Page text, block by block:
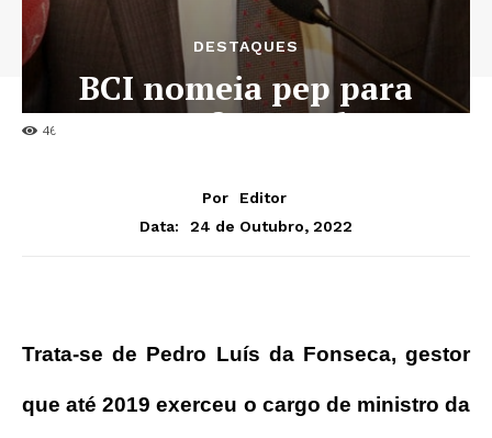
46
DESTAQUES
BCI nomeia pep para
exercer a função de PCA
Por
Editor
Data:
24 de Outubro, 2022
Trata-se de Pedro Luís da Fonseca, gestor
que até 2019 exerceu o cargo de ministro da